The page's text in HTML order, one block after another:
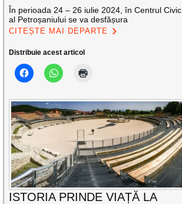
În perioada 24 – 26 iulie 2024, în Centrul Civic
al Petroșaniului se va desfășura
CITEȘTE MAI DEPARTE
Distribuie acest articol
ISTORIA PRINDE VIAȚĂ LA